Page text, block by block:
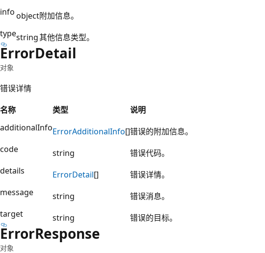
infoobject附加信息。
typestring其他信息类型。
ErrorDetail
对象
错误详情
名称
类型
说明
additionalInfoErrorAdditionalInfo[]错误的附加信息。
code
string
错误代码。
details
ErrorDetail[]
错误详情。
message
string
错误消息。
target
string 错误的目标。
ErrorResponse
对象